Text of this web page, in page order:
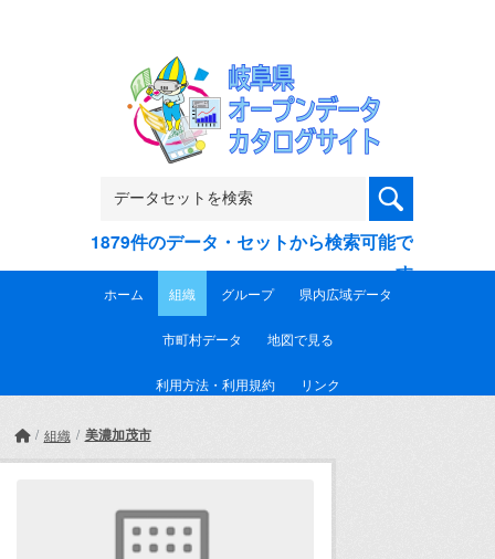
1879件のデータ・セットから検索可能で
す
ホーム 組織 グループ 県内広域データ
市町村データ 地図で見る
利用方法・利用規約 リンク
組織 美濃加茂市